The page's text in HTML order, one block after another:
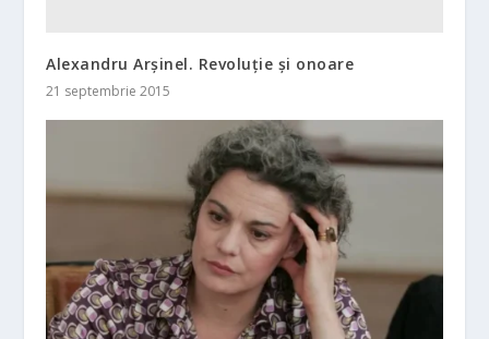
Alexandru Arşinel. Revoluţie şi onoare
21 septembrie 2015